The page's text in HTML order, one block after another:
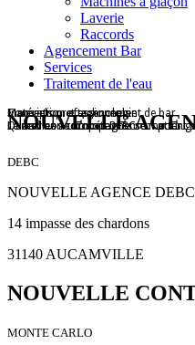
Laverie
Raccords
Agencement Bar
Services
Traitement de l'eau
Matériels professionnels
Quand nos compétences se mettent
Conception et agencement de bar
Le service a un nom DEBC
Innovation et technologie
Le meilleur accompagnement pour
NOUVELLE
DEBC
NOUVELLE AGENCE DEBC
14 impasse des chardons
31140 AUCAMVILLE
NOUVELLE
MONTE CARLO